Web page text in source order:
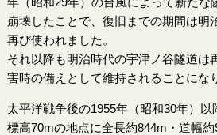
崩壊したことで、復旧までの期間は明
再び使われました。
それ以降も明治時代の宇津ノ谷隧道は
害時の備えとして維持されることにな
太平洋戦争後の1955年（昭和30年）以
標高70mの地点に全長約844m・道幅